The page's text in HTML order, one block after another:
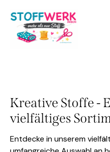
Kreative Stoffe -
vielfältiges
Entdecke in unserem